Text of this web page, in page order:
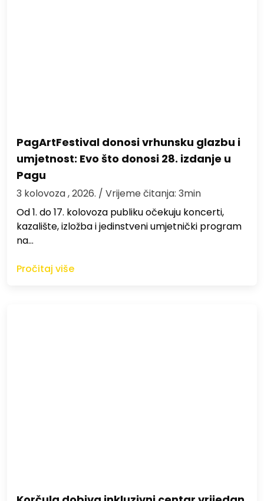
PagArtFestival donosi vrhunsku glazbu i
umjetnost: Evo što donosi 28. izdanje u
Pagu
3 kolovoza , 2026. / Vrijeme čitanja: 3min
Od 1. do 17. kolovoza publiku očekuju koncerti,
kazalište, izložba i jedinstveni umjetnički program
na…
Pročitaj više